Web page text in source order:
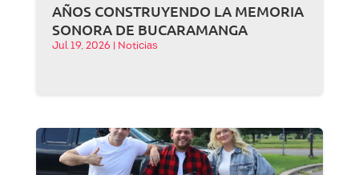
AÑOS CONSTRUYENDO LA MEMORIA
SONORA DE BUCARAMANGA
Jul 19, 2026 Noticias